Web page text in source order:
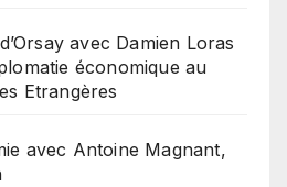
avec Damien Loras
économique au
Etrangères
avec Antoine Magnant,